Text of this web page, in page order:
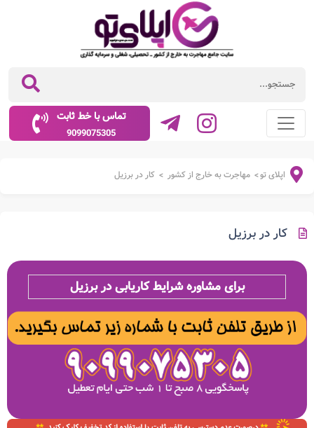
تماس با خط ثابت
9099075305
اپلای تو> مهاجرت به خارج از کشور > کار در برزیل
کار در برزیل
برای مشاوره شرایط کاریابی در برزیل